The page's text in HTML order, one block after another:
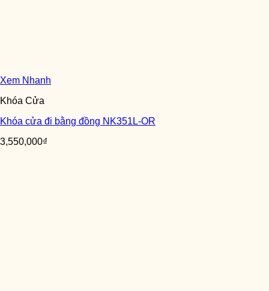
Xem Nhanh
Khóa Cửa
Khóa cửa đi bằng đồng NK351L-OR
3,550,000₫